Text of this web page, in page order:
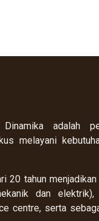
adalah
melayani
20 tahun
dan elektrik),
centre, serta